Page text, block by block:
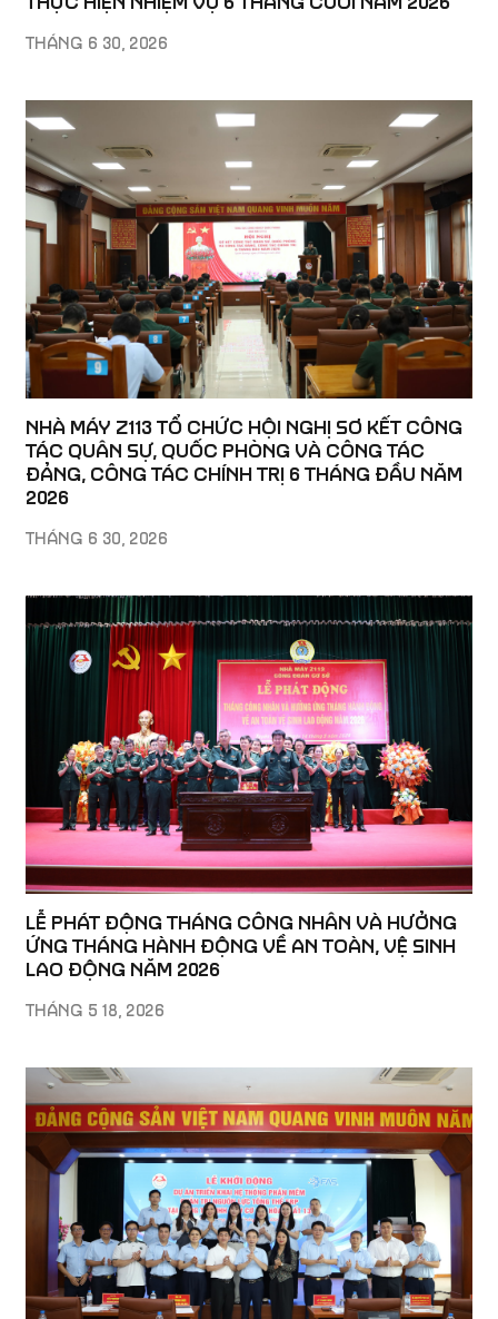
THÁNG 6 30, 2026
NHÀ MÁY Z113 TỔ CHỨC HỘI NGHỊ SƠ KẾT CÔNG
TÁC QUÂN SỰ, QUỐC PHÒNG VÀ CÔNG TÁC
ĐẢNG, CÔNG TÁC CHÍNH TRỊ 6 THÁNG ĐẦU NĂM
2026
THÁNG 6 30, 2026
LỄ PHÁT ĐỘNG THÁNG CÔNG NHÂN VÀ HƯỞNG
ỨNG THÁNG HÀNH ĐỘNG VỀ AN TOÀN, VỆ SINH
LAO ĐỘNG NĂM 2026
THÁNG 5 18, 2026